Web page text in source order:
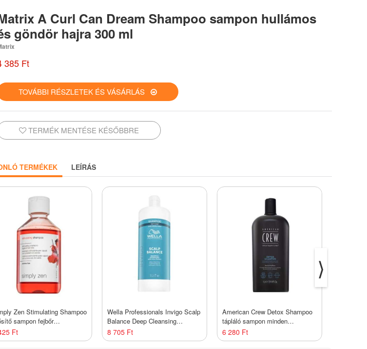
A Curl Can Dream Shampoo sampon hullámos
göndör hajra 300 ml
385 Ft
TOVÁBBI RÉSZLETEK ÉS VÁSÁRLÁS
TERMÉK MENTÉSE KÉSŐBBRE
TERMÉKEK LEÍRÁS
Zen Stimulating Shampoo
sampon fejbőr
250 ml
Ft
Wella Professionals Invigo Scalp
Balance Deep Cleansing
Shampoo mélytisztító sampon
zsíros hajra 1000 ml
8 705 Ft
American Crew Detox Shampoo
tápláló sampon minden
hajtípusra 1000 ml
6 280 Ft
⟩